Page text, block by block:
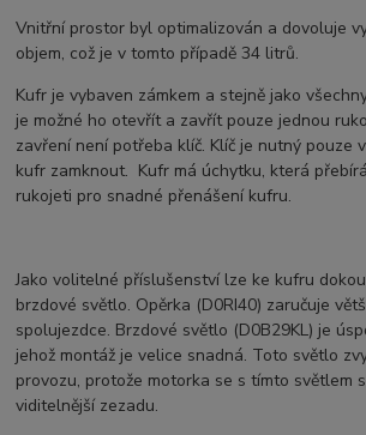
Vnitřní prostor byl optimalizován a dovoluje
objem, což je v tomto případě 34 litrů.
Kufr je vybaven zámkem a stejně jako
je možné ho otevřít a zavřít pouze jednou
zavření není potřeba klíč. Klíč je nutný pouze
kufr zamknout. Kufr má úchytku, která
rukojeti pro snadné přenášení kufru.
Jako volitelné příslušenství lze ke kufru
brzdové světlo. Opěrka (D0RI40) zaručuje
spolujezdce. Brzdové světlo (D0B29KL) je
jehož montáž je velice snadná. Toto světlo
provozu, protože motorka se s tímto světlem
viditelnější zezadu.